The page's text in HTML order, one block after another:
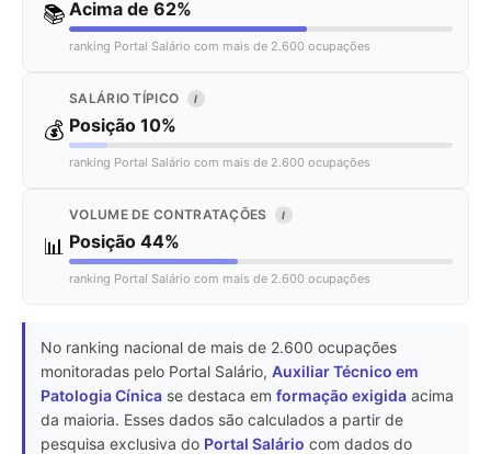
📚 Acima de 62%
ranking Portal Salário com mais de 2.600 ocupações
💰
SALÁRIO TÍPICO I
Posição 10%
ranking Portal Salário com mais de 2.600 ocupações
📊
VOLUME DE CONTRATAÇÕES I
Posição 44%
ranking Portal Salário com mais de 2.600 ocupações
No ranking nacional de mais de 2.600 ocupações
monitoradas pelo Portal Salário, Auxiliar Técnico em
Patologia Cínica se destaca em formação exigida acima
da maioria. Esses dados são calculados a partir de
pesquisa exclusiva do Portal Salário com dados do